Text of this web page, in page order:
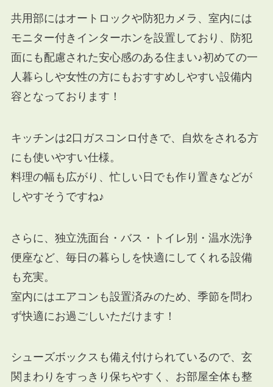
共用部にはオートロックや防犯カメラ、室内には
モニター付きインターホンを設置しており、防犯
面にも配慮された安心感のある住まい♪初めての一
人暮らしや女性の方にもおすすめしやすい設備内
容となっております！
キッチンは2口ガスコンロ付きで、自炊をされる方
にも使いやすい仕様。
料理の幅も広がり、忙しい日でも作り置きなどが
しやすそうですね♪
さらに、独立洗面台・バス・トイレ別・温水洗浄
便座など、毎日の暮らしを快適にしてくれる設備
も充実。
室内にはエアコンも設置済みのため、季節を問わ
ず快適にお過ごしいただけます！
シューズボックスも備え付けられているので、玄
関まわりをすっきり保ちやすく、お部屋全体も整